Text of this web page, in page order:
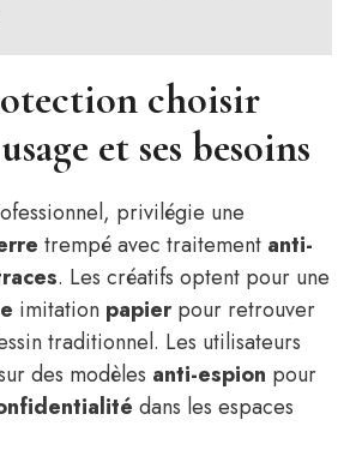
choisir
et ses besoins
privilégie une
trempé avec traitement anti-
. Les créatifs optent pour une
imitation papierpour retrouver
traditionnel. Les utilisateurs
des modèles anti-espion pour
dans les espaces